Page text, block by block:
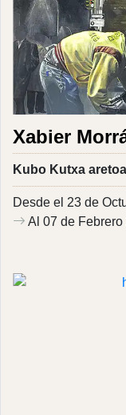
Xabier
Kubo Kutxa aretoa
Desde el 23 de
Al 07 de Febrero